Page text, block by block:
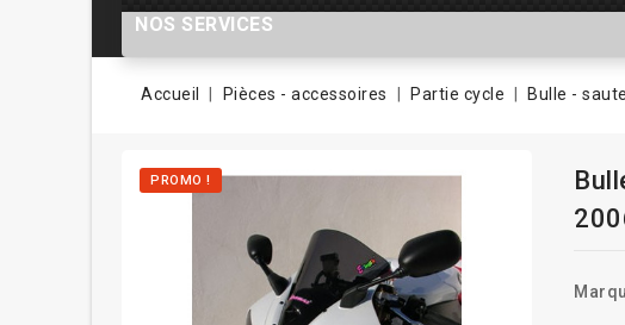
NOS SERVICES
Accueil Pièces - accessoires Partie cycle Bulle -
PROMO !